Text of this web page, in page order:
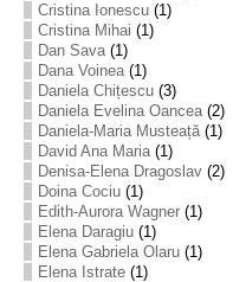
Cristina Ionescu(1)
Cristina Mihai (1)
Dan Sava(1)
Dana Voinea(1)
Daniela Chițescu(3)
Daniela Evelina Oancea(2)
Daniela-Maria Musteață(1)
David Ana Maria(1)
Denisa-Elena Dragoslav(2)
Doina Cociu(1)
Edith-Aurora Wagner(1)
Elena Daragiu(1)
Elena Gabriela Olaru(1)
Elena Istrate(1)